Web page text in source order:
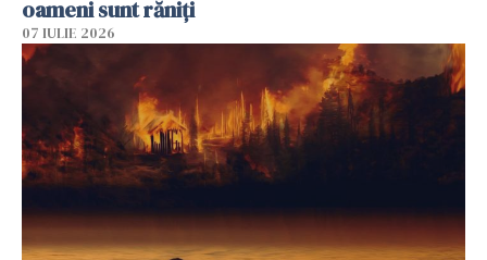
oameni sunt răniți
07 IULIE 2026